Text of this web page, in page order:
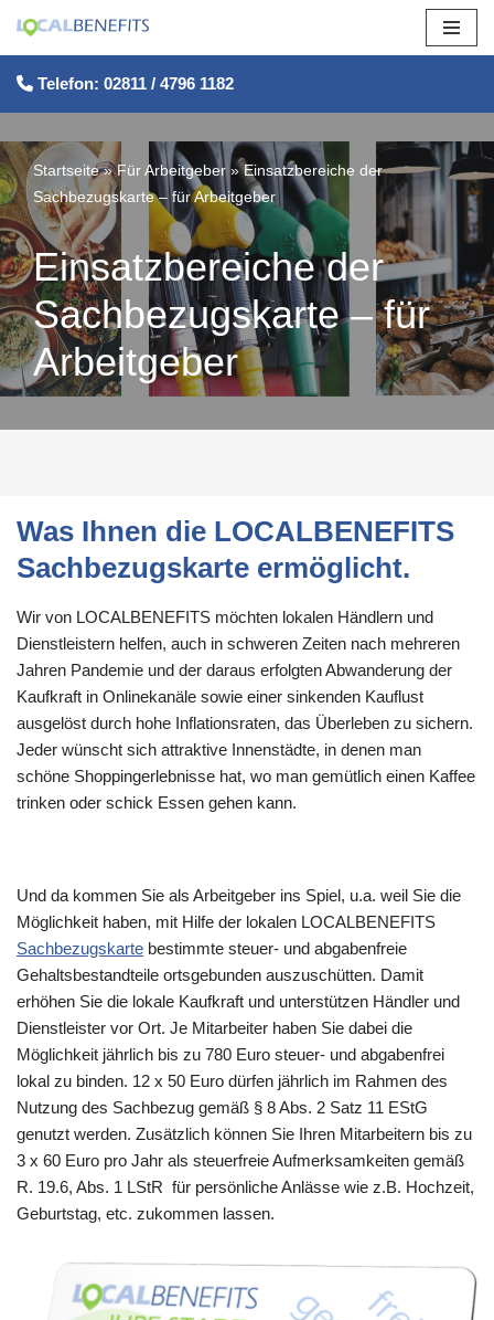
Zum
Inhalt
springen
Telefon: 02811 / 4796 1182
Startseite»Für Arbeitgeber »Einsatzbereiche der
Sachbezugskarte – für Arbeitgeber
Einsatzbereiche der
Sachbezugskarte – für
Arbeitgeber
Was Ihnen die LOCALBENEFITS
Sachbezugskarte ermöglicht.
Wir von LOCALBENEFITS möchten lokalen Händlern und
Dienstleistern helfen, auch in schweren Zeiten nach mehreren
Jahren Pandemie und der daraus erfolgten Abwanderung der
Kaufkraft in Onlinekanäle sowie einer sinkenden Kauflust
ausgelöst durch hohe Inflationsraten, das Überleben zu sichern.
Jeder wünscht sich attraktive Innenstädte, in denen man
schöne Shoppingerlebnisse hat, wo man gemütlich einen Kaffee
trinken oder schick Essen gehen kann.
Und da kommen Sie als Arbeitgeber ins Spiel, u.a. weil Sie die
Möglichkeit haben, mit Hilfe der lokalen LOCALBENEFITS
Sachbezugskarte bestimmte steuer- und abgabenfreie
Gehaltsbestandteile ortsgebunden auszuschütten. Damit
erhöhen Sie die lokale Kaufkraft und unterstützen Händler und
Dienstleister vor Ort. Je Mitarbeiter haben Sie dabei die
Möglichkeit jährlich bis zu 780 Euro steuer- und abgabenfrei
lokal zu binden. 12 x 50 Euro dürfen jährlich im Rahmen des
Nutzung des Sachbezug gemäß § 8 Abs. 2 Satz 11 EStG
genutzt werden. Zusätzlich können Sie Ihren Mitarbeitern bis zu
3 x 60 Euro pro Jahr als steuerfreie Aufmerksamkeiten gemäß
R. 19.6, Abs. 1 LStR für persönliche Anlässe wie z.B. Hochzeit,
Geburtstag, etc. zukommen lassen.